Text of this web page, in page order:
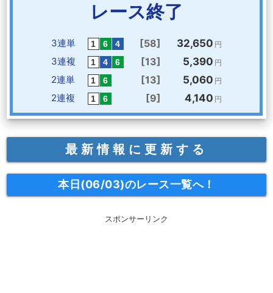
レース終了
3連単 [58] 32,650 円
3連複 [13] 5,390 円
2連単 [13] 5,060 円
2連複 [9] 4,140 円
最新情報に更新する
本日(06/03)のレース一覧へ！
スポンサーリンク